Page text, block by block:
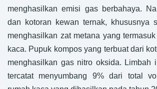
menghasilkan emisi gas berbahaya.
dan kotoran kewan ternak, khususnya
menghasilkan zat metana yang
kaca. Pupuk kompos yang terbuat dari
menghasilkan gas nitro oksida. Limbah
tercatat menyumbang 9% dari total